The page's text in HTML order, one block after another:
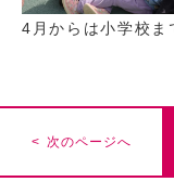
4月からは小学校ま
< 次のページへ